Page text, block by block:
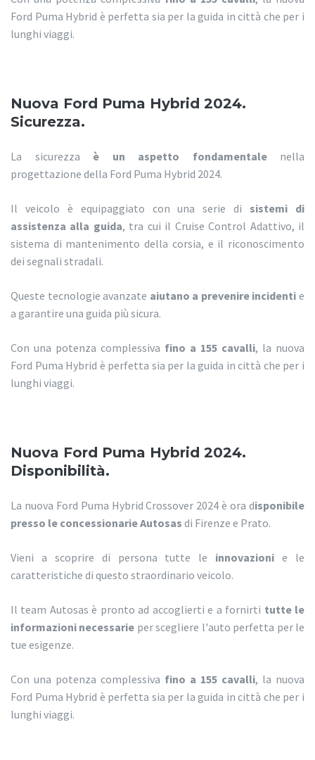
Ford Puma Hybrid è perfetta sia per la guida in città che per i
lunghi viaggi.
Nuova Ford Puma Hybrid 2024.
Sicurezza.
La sicurezza è un aspetto fondamentalenella
progettazione della Ford Puma Hybrid 2024.
Il veicolo è equipaggiato con una serie di sistemi di
assistenza alla guida, tra cui il Cruise Control Adattivo, il
sistema di mantenimento della corsia, e il riconoscimento
dei segnali stradali.
Queste tecnologie avanzate aiutano a prevenire incidenti e
a garantire una guida più sicura.
Con una potenza complessiva fino a 155 cavalli, la nuova
Ford Puma Hybrid è perfetta sia per la guida in città che per i
lunghi viaggi.
Nuova Ford Puma Hybrid 2024.
Disponibilità.
La nuova Ford Puma Hybrid Crossover 2024 è ora disponibile
presso le concessionarie Autosas di Firenze e Prato.
Vieni a scoprire di persona tutte le innovazioni e le
caratteristiche di questo straordinario veicolo.
Il team Autosas è pronto ad accoglierti e a fornirti tutte le
informazioni necessarie per scegliere l'auto perfetta per le
tue esigenze.
Con una potenza complessiva fino a 155 cavalli, la nuova
Ford Puma Hybrid è perfetta sia per la guida in città che per i
lunghi viaggi.